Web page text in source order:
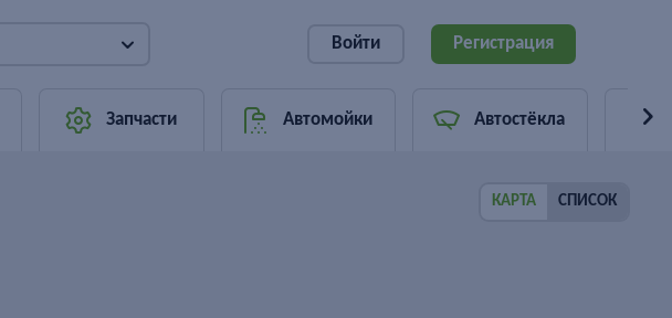
Войти Регистрация
Запчасти Автомойки Автостёкла
КАРТА СПИСОК